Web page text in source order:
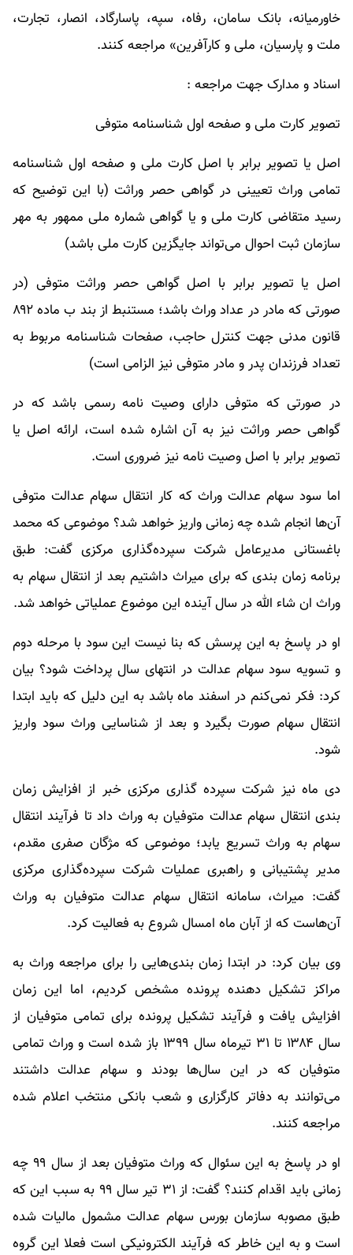
خاورمیانه، بانک سامان، رفاه، سپه، پاسارگاد، انصار، تجارت،
ملت و پارسیان، ملی و کارآفرین» مراجعه کنند.
اسناد و مدارک جهت مراجعه :
تصویر کارت ملی و صفحه اول شناسنامه متوفی
اصل یا تصویر برابر با اصل کارت ملی و صفحه اول شناسنامه
تمامی وراث تعیینی در گواهی حصر وراثت (با این توضیح که
رسید متقاضی کارت ملی و یا گواهی شماره ملی ممهور به مهر
سازمان ثبت احوال می‌تواند جایگزین کارت ملی باشد)
اصل یا تصویر برابر با اصل گواهی حصر وراثت متوفی (در
صورتی که مادر در عداد وراث باشد؛ مستنبط از بند ب ماده ۸۹۲
قانون مدنی جهت کنترل حاجب، صفحات شناسنامه مربوط به
تعداد فرزندان پدر و مادر متوفی نیز الزامی است)
در صورتی که متوفی دارای وصیت نامه رسمی باشد که در
گواهی حصر وراثت نیز به آن اشاره شده است، ارائه اصل یا
تصویر برابر با اصل وصیت نامه نیز ضروری است.
اما سود سهام عدالت وراث که کار انتقال سهام عدالت متوفی
آن‌ها انجام شده چه زمانی واریز خواهد شد؟ موضوعی که محمد
باغستانی مدیرعامل شرکت سپرده‌گذاری مرکزی گفت: طبق
برنامه زمان بندی که برای میراث داشتیم بعد از انتقال سهام به
وراث ان شاء الله در سال آینده این موضوع عملیاتی خواهد شد.
او در پاسخ به این پرسش که بنا نیست این سود با مرحله دوم
و تسویه سود سهام عدالت در انتهای سال پرداخت شود؟ بیان
کرد: فکر نمی‌کنم در اسفند ماه باشد به این دلیل که باید ابتدا
انتقال سهام صورت بگیرد و بعد از شناسایی وراث سود واریز
شود.
دی ماه نیز شرکت سپرده گذاری مرکزی خبر از افزایش زمان
بندی انتقال سهام عدالت متوفیان به وراث داد تا فرآیند انتقال
سهام به وراث تسریع یابد؛ موضوعی که مژگان صفری مقدم،
مدیر پشتیبانی و راهبری عملیات شرکت سپرده‌گذاری مرکزی
گفت: میراث، سامانه انتقال سهام عدالت متوفیان به وراث
آن‌هاست که از آبان ماه امسال شروع به فعالیت کرد.
وی بیان کرد: در ابتدا زمان بندی‌هایی را برای مراجعه وراث به
مراکز تشکیل دهنده پرونده مشخص کردیم، اما این زمان
افزایش یافت و فرآیند تشکیل پرونده برای تمامی متوفیان از
سال ۱۳۸۴ تا ۳۱ تیرماه سال ۱۳۹۹ باز شده است و وراث تمامی
متوفیان که در این سال‌ها بودند و سهام عدالت داشتند
می‌توانند به دفاتر کارگزاری و شعب بانکی منتخب اعلام شده
مراجعه کنند.
او در پاسخ به این سئوال که وراث متوفیان بعد از سال ۹۹ چه
زمانی باید اقدام کنند؟ گفت: از ۳۱ تیر سال ۹۹ به سبب این که
طبق مصوبه سازمان بورس سهام عدالت مشمول مالیات شده
است و به این خاطر که فرآیند الکترونیکی است فعلا این گروه